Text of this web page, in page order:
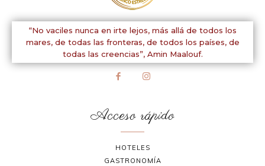
“No vaciles nunca en irte lejos, más allá de todos los
mares, de todas las fronteras, de todos los países, de
todas las creencias”, Amin Maalouf.
Acceso rápido
HOTELES
GASTRONOMÍA